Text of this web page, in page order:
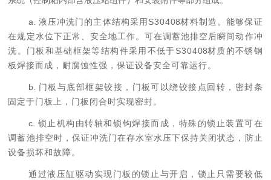
a. 液压冲洗门的主体结构采用 S30408材料制造。能够保证
在规定水位下正常、安全地工作。可在调蓄池排空后瞬间动作冲
洗。门板和基础框架等结构件采用不低于S30408材质的不锈钢
板焊接而成，耐腐蚀性强，保证设备安全可靠运行。
b. 门板与底部框架铰接，门板可以绕铰接点回转，密封条
固定于门板上，门板闭合时实现密封。
c. 锁止机构由转轴和锁钩焊接而成，特殊的锁止装置可在
调蓄池排空时，保证冲洗门在存水室水压下保持关闭状态，防止
设备损坏和故障。
通过液压缸驱动实现门板的锁止与开启，锁止只需要较低